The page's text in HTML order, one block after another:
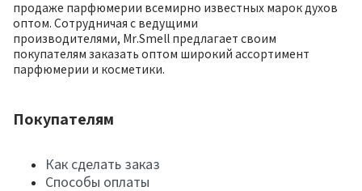
продаже парфюмерии всемирно известных марок духов
оптом. Сотрудничая с ведущими
производителями, Mr.Smell предлагает своим
покупателям заказать оптом широкий ассортимент
парфюмерии и косметики.
Покупателям
Как сделать заказ
Способы оплаты